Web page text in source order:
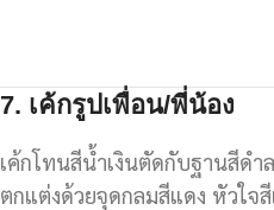
7. เค้กรูปเพื่อน/พี่น้อง
เค้กโทนสีน้ำเงินตัดกับฐานสีด
ตกแต่งด้วยจุดกลมสีแดง หัวใจ